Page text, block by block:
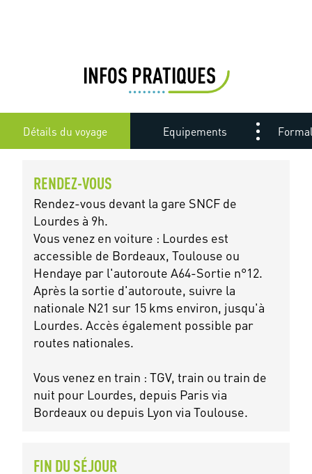
INFOS PRATIQUES
Détails du voyage Equipements
RENDEZ-VOUS
Rendez-vous devant la gare SNCF de
Lourdes à 9h.
Vous venez en voiture : Lourdes est
accessible de Bordeaux, Toulouse ou
Hendaye par l'autoroute A64-Sortie n°12.
Après la sortie d'autoroute, suivre la
nationale N21 sur 15 kms environ, jusqu'à
Lourdes. Accès également possible par
routes nationales.
Vous venez en train : TGV, train ou train de
nuit pour Lourdes, depuis Paris via
Bordeaux ou depuis Lyon via Toulouse.
FIN DU SÉJOUR